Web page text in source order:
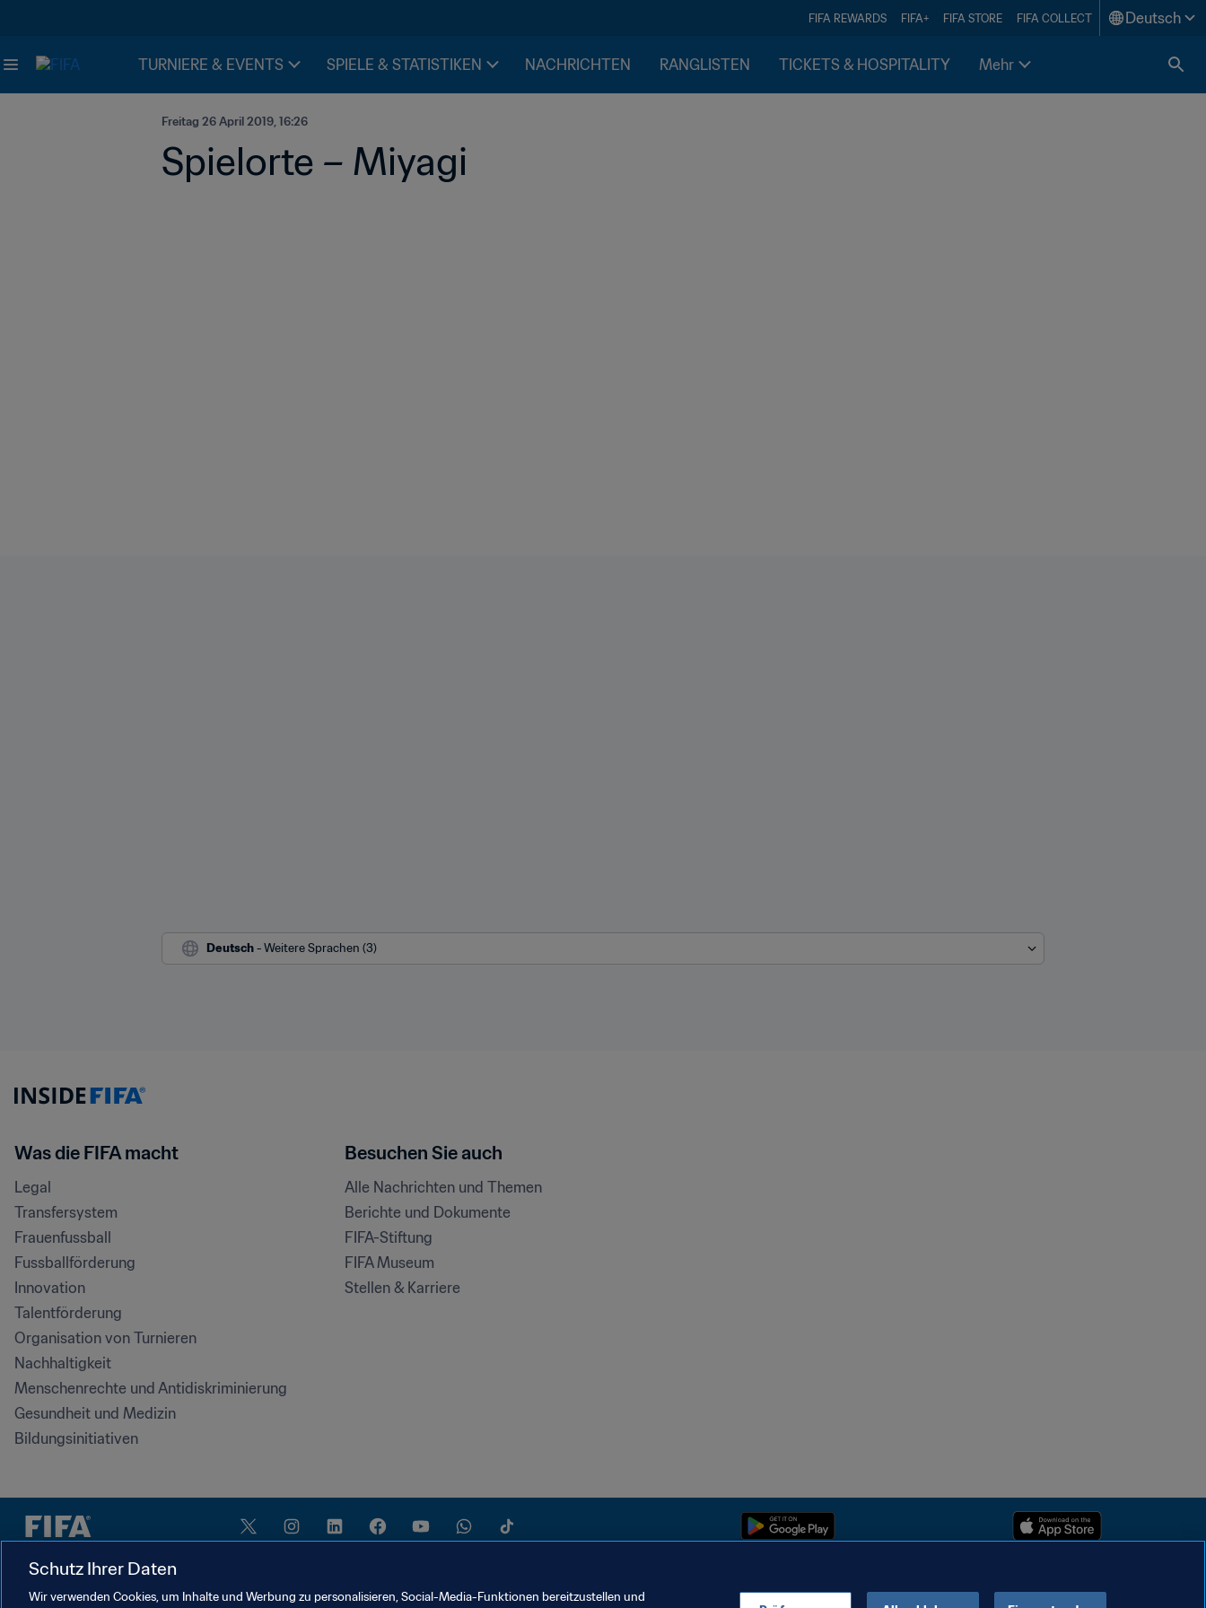
FIFA REWARDS FIFA+ FIFA STORE FIFA COLLECT Deutsch
TURNIERE & EVENTS SPIELE & STATISTIKEN NACHRICHTEN RANGLISTEN TICKETS & HOSPITALITY Mehr
Freitag 26 April 2019, 16:26
Spielorte – Miyagi
Deutsch - Weitere Sprachen (3)
Was die FIFA macht
Legal
Transfersystem
Frauenfussball
Fussballförderung
Innovation
Talentförderung
Organisation von Turnieren
Nachhaltigkeit
Menschenrechte und Antidiskriminierung
Gesundheit und Medizin
Bildungsinitiativen
Besuchen Sie auch
Alle Nachrichten und Themen
Berichte und Dokumente
FIFA-Stiftung
FIFA Museum
Stellen & Karriere
Schutz Ihrer Daten
Wir verwenden Cookies, um Inhalte und Werbung zu personalisieren, Social-Media-Funktionen bereitzustellen und